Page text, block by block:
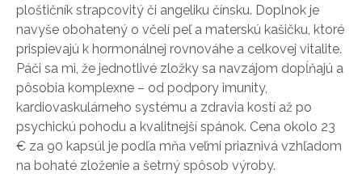
ploštičník strapcovitý či angeliku čínsku. Doplnok je
navyše obohatený o včelí peľ a materskú kašičku, ktoré
prispievajú k hormonálnej rovnováhe a celkovej vitalite.
Páči sa mi, že jednotlivé zložky sa navzájom dopĺňajú a
pôsobia komplexne – od podpory imunity,
kardiovaskulárneho systému a zdravia kostí až po
psychickú pohodu a kvalitnejší spánok. Cena okolo 23
€ za 90 kapsúl je podľa mňa veľmi priaznivá vzhľadom
na bohaté zloženie a šetrný spôsob výroby.